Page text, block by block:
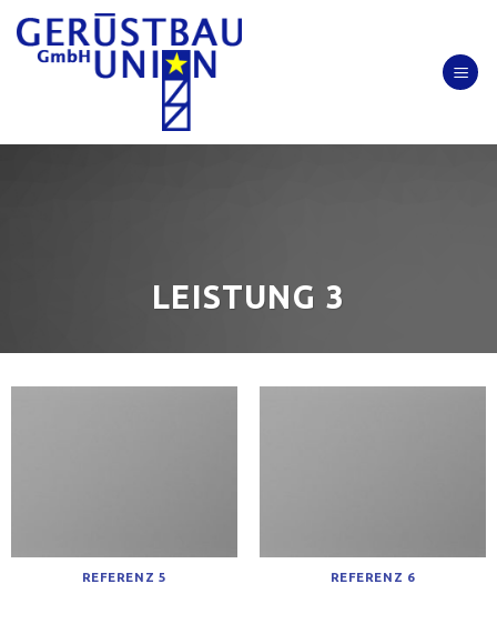
content
LEISTUNG 3
REFERENZ 5 REFERENZ 6